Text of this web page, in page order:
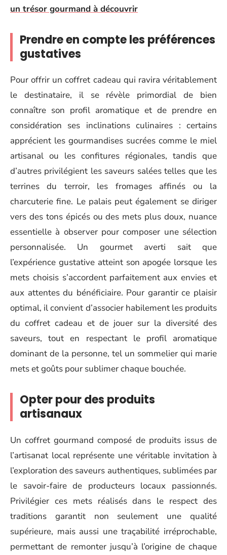
un trésor gourmand à découvrir
Prendre en compte les préférences
gustatives
Pour offrir un coffret cadeau qui ravira véritablement
le destinataire, il se révèle primordial de bien
connaître son profil aromatique et de prendre en
considération ses inclinations culinaires : certains
apprécient les gourmandises sucrées comme le miel
artisanal ou les confitures régionales, tandis que
d’autres privilégient les saveurs salées telles que les
terrines du terroir, les fromages affinés ou la
charcuterie fine. Le palais peut également se diriger
vers des tons épicés ou des mets plus doux, nuance
essentielle à observer pour composer une sélection
personnalisée. Un gourmet averti sait que
l’expérience gustative atteint son apogée lorsque les
mets choisis s’accordent parfaitement aux envies et
aux attentes du bénéficiaire. Pour garantir ce plaisir
optimal, il convient d’associer habilement les produits
du coffret cadeau et de jouer sur la diversité des
saveurs, tout en respectant le profil aromatique
dominant de la personne, tel un sommelier qui marie
mets et goûts pour sublimer chaque bouchée.
Opter pour des produits
artisanaux
Un coffret gourmand composé de produits issus de
l’artisanat local représente une véritable invitation à
l’exploration des saveurs authentiques, sublimées par
le savoir-faire de producteurs locaux passionnés.
Privilégier ces mets réalisés dans le respect des
traditions garantit non seulement une qualité
supérieure, mais aussi une traçabilité irréprochable,
permettant de remonter jusqu’à l’origine de chaque